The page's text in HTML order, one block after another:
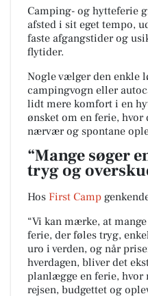
Camping- og hytteferie
afsted i sit eget tempo,
faste afgangstider og
flytider.
Nogle vælger den enkle
campingvogn eller
lidt mere komfort i en
ønsket om en ferie,
nærvær og spontane
“Mange søger
tryg og
Hos First Camp
“Vi kan mærke, at
ferie, der føles tryg,
uro i verden, og når
hverdagen, bliver det
planlægge en ferie, hvor
rejsen, budgettet og